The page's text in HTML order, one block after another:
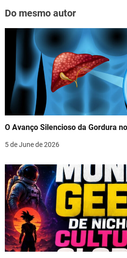
Do mesmo autor
O Avanço Silencioso da Gordura
5 de June de 2026